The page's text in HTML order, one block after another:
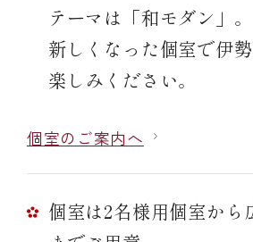
テーマは「和モダン」。
新しくなった個室で伊
楽しみください。
個室のご案内へ
個室は2名様用個室から